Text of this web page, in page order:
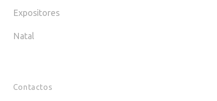
Expositores
Natal
Contactos